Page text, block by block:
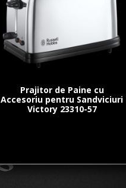
Prajitor de Paine cu
Accesoriu pentru Sandviciuri
Victory 23310-57